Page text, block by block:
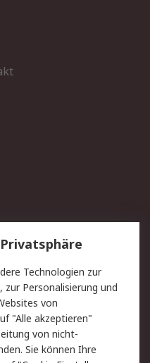
Lieferlösungen
Kontakt
Datenschutz
Technologien zur
Personalisierung und
von
"Alle akzeptieren"
von nicht-
Sie können Ihre